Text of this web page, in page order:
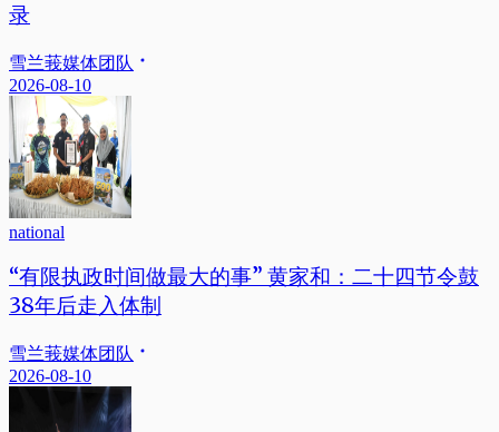
录
雪兰莪媒体团队
2026-08-10
national
“有限执政时间做最大的事” 黄家和：二十四节令鼓
38年后走入体制
雪兰莪媒体团队
2026-08-10